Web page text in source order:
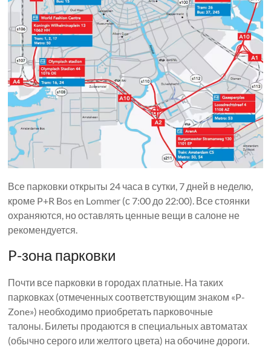
Все парковки открыты 24 часа в сутки, 7 дней в неделю,
кроме P+R Bos en Lommer (с 7:00 до 22:00). Все стоянки
охраняются, но оставлять ценные вещи в салоне не
рекомендуется.
P-зона парковки
Почти все парковки в городах платные. На таких
парковках (отмеченных соответствующим знаком «P-
Zone») необходимо приобретать парковочные
талоны. Билеты продаются в специальных автоматах
(обычно серого или желтого цвета) на обочине дороги.